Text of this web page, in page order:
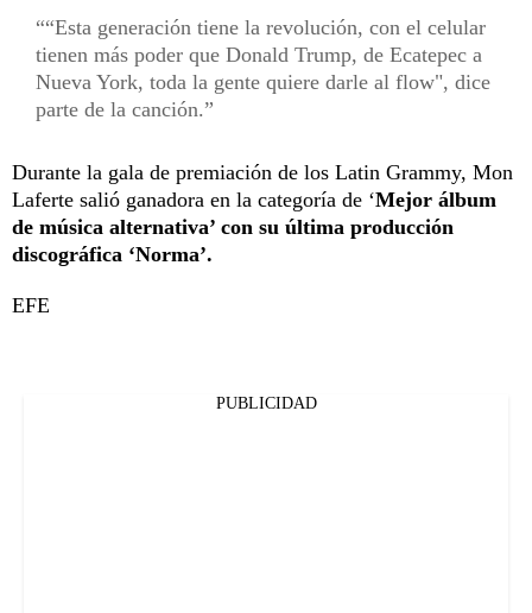
“Esta generación tiene la revolución, con el celular
tienen más poder que Donald Trump, de Ecatepec a
Nueva York, toda la gente quiere darle al flow", dice
parte de la canción.
Durante la gala de premiación de los Latin Grammy, Mon
Laferte salió ganadora en la categoría de ‘Mejor álbum
de música alternativa’ con su última producción
discográfica ‘Norma’.
EFE
PUBLICIDAD